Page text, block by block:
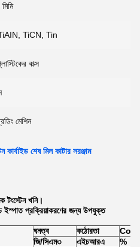
TiCN, Tin
বাক্স
মেশিন
শেষ মিল কাটার সরঞ্জাম
খনি।
ইস্পাত প্রক্রিয়াকরণের জন্য উপযুক্ত
ঘনত্ব কঠোরতা
Co
জি/সিএম৩
এইচআরএ
%